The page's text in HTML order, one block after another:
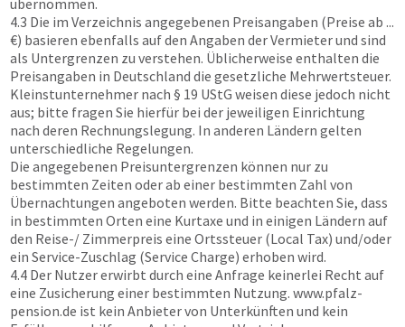
übernommen.
4.3 Die im Verzeichnis angegebenen Preisangaben (Preise ab ...
€) basieren ebenfalls auf den Angaben der Vermieter und sind
als Untergrenzen zu verstehen. Üblicherweise enthalten die
Preisangaben in Deutschland die gesetzliche Mehrwertsteuer.
Kleinstunternehmer nach § 19 UStG weisen diese jedoch nicht
aus; bitte fragen Sie hierfür bei der jeweiligen Einrichtung
nach deren Rechnungslegung. In anderen Ländern gelten
unterschiedliche Regelungen.
Die angegebenen Preisuntergrenzen können nur zu
bestimmten Zeiten oder ab einer bestimmten Zahl von
Übernachtungen angeboten werden. Bitte beachten Sie, dass
in bestimmten Orten eine Kurtaxe und in einigen Ländern auf
den Reise-/ Zimmerpreis eine Ortssteuer (Local Tax) und/oder
ein Service-Zuschlag (Service Charge) erhoben wird.
4.4 Der Nutzer erwirbt durch eine Anfrage keinerlei Recht auf
eine Zusicherung einer bestimmten Nutzung. www.pfalz-
pension.de ist kein Anbieter von Unterkünften und kein